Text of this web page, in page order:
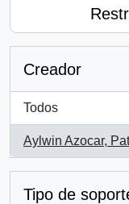
Creador
Todos
Aylwin Azocar,
, 1 resultados
Tipo de